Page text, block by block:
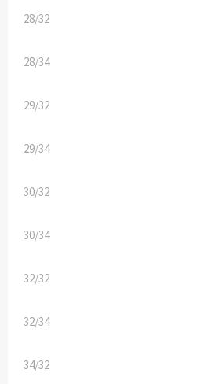
28/32
28/34
29/32
29/34
30/32
30/34
32/32
32/34
34/32